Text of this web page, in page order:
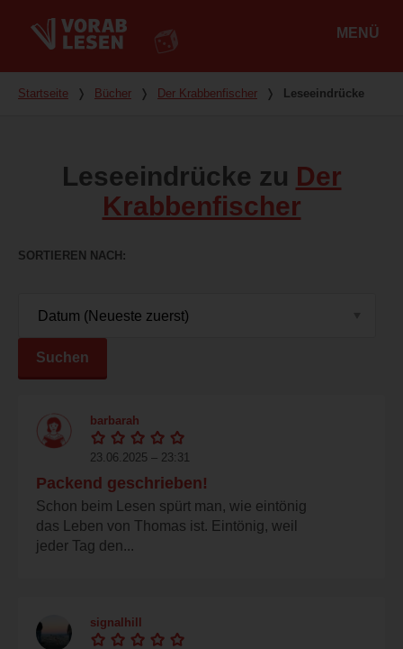
MENÜ
Du bist hier
Startseite ❭ Bücher ❭ Der Krabbenfischer ❭ Leseeindrücke
Leseeindrücke zu Der
Krabbenfischer
SORTIEREN NACH
Suchen
barbarah
23.06.2025 – 23:31
Packend geschrieben!
Schon beim Lesen spürt man, wie eintönig
das Leben von Thomas ist. Eintönig, weil
jeder Tag den...
signalhill